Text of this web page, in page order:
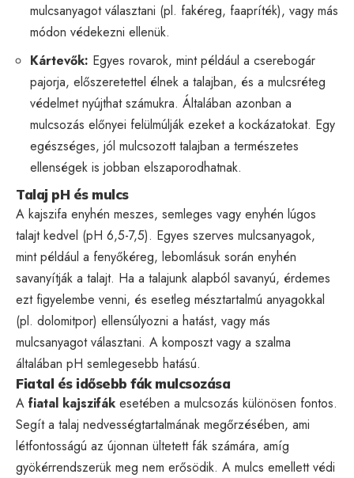
mulcsanyagot választani (pl. fakéreg, faapríték), vagy más
módon védekezni ellenük.
Kártevők: Egyes rovarok, mint például a cserebogár
pajorja, előszeretettel élnek a talajban, és a mulcsréteg
védelmet nyújthat számukra. Általában azonban a
mulcsozás előnyei felülmúlják ezeket a kockázatokat. Egy
egészséges, jól mulcsozott talajban a természetes
ellenségek is jobban elszaporodhatnak.
Talaj pH és mulcs
A kajszifa enyhén meszes, semleges vagy enyhén lúgos
talajt kedvel (pH 6,5-7,5). Egyes szerves mulcsanyagok,
mint például a fenyőkéreg, lebomlásuk során enyhén
savanyítják a talajt. Ha a talajunk alapból savanyú, érdemes
ezt figyelembe venni, és esetleg mésztartalmú anyagokkal
(pl. dolomitpor) ellensúlyozni a hatást, vagy más
mulcsanyagot választani. A komposzt vagy a szalma
általában pH semlegesebb hatású.
Fiatal és idősebb fák mulcsozása
A fiatal kajszifák esetében a mulcsozás különösen fontos.
Segít a talaj nedvességtartalmának megőrzésében, ami
létfontosságú az újonnan ültetett fák számára, amíg
gyökérrendszerük meg nem erősödik. A mulcs emellett védi